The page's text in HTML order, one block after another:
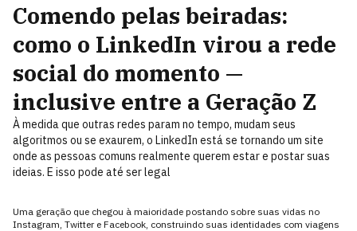
Comendo pelas beiradas:
como o LinkedIn virou a rede
social do momento —
inclusive entre a Geração Z
À medida que outras redes param no tempo, mudam seus
algoritmos ou se exaurem, o LinkedIn está se tornando um site
onde as pessoas comuns realmente querem estar e postar suas
ideias. E isso pode até ser legal
Uma geração que chegou à maioridade postando sobre suas vidas no
Instagram, Twitter e Facebook, construindo suas identidades com viagens